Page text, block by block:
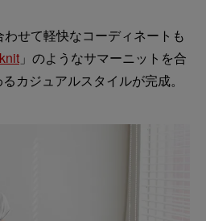
せて軽快なコーディネートも
」のようなサマーニットを合
カジュアルスタイルが完成。